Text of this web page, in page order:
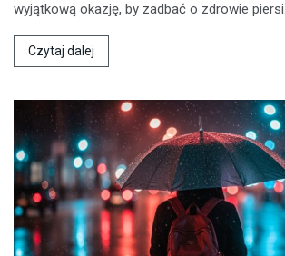
wyjątkową okazję, by zadbać o zdrowie
Czytaj dalej